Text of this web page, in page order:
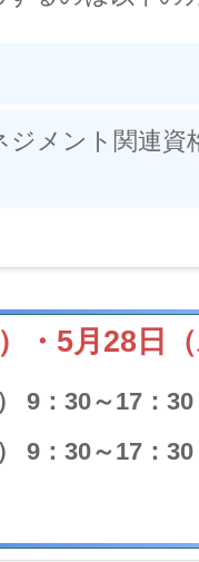
メント関連資
・5月28日
9：30～17：30
9：30～17：30